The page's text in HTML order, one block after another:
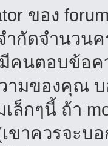
ของ
ำกัดจำนวน
คนตอบข้อ
ามของคุณ
ล็กๆนี้ ถ้า
ขาควรจะบ